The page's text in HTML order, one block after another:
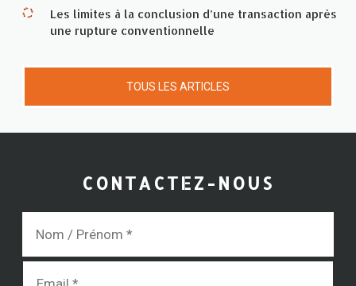
Les limites à la conclusion d’une transaction après
une rupture conventionnelle
TOUS LES ARTICLES
CONTACTEZ-NOUS